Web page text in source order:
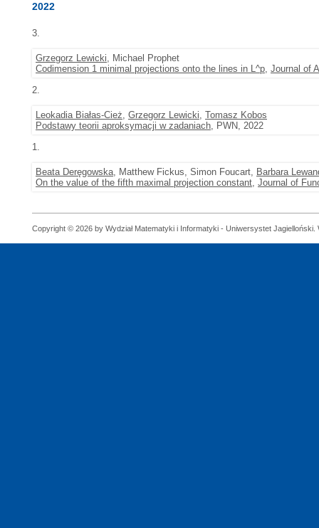
2022
3.
Grzegorz Lewicki, Michael Prophet
Codimension 1 minimal projections onto the lines in L^p, Journal of
2.
Leokadia Białas-Cież, Grzegorz Lewicki, Tomasz Kobos
Podstawy teorii aproksymacji w zadaniach, PWN, 2022
1.
Beata Deręgowska, Matthew Fickus, Simon Foucart, Barbara
On the value of the fifth maximal projection constant, Journal of
Copyright © 2026 by Wydział Matematyki i Informatyki - Uniwersystet